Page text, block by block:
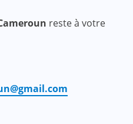
reste à votre